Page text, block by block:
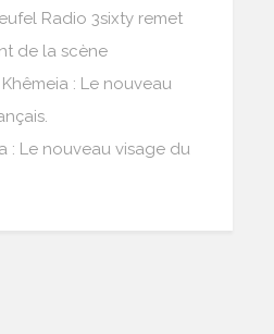
Radio 3sixty remet
de la scène
Khêmeia : Le nouveau
: Le nouveau visage du